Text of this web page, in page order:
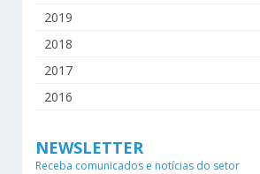
2019
2018
2017
2016
NEWSLETTER
Receba comunicados e notícias do setor